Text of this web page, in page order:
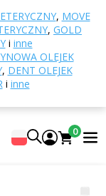
, MOVE
, GOLD
i inne
OLEJEK
, DENT OLEJEK
i inne
0
Christmas, BIO
BIO